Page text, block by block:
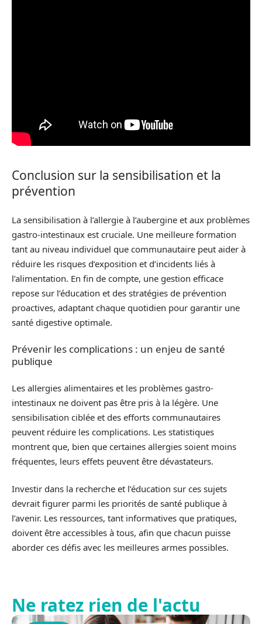
Conclusion sur la sensibilisation et la
prévention
La sensibilisation à l’allergie à l’aubergine et aux problèmes
gastro-intestinaux est cruciale. Une meilleure formation
tant au niveau individuel que communautaire peut aider à
réduire les risques d’exposition et d’incidents liés à
l’alimentation. En fin de compte, une gestion efficace
repose sur l’éducation et des stratégies de prévention
proactives, adaptant chaque quotidien pour garantir une
santé digestive optimale.
Prévenir les complications : un enjeu de santé
publique
Les allergies alimentaires et les problèmes gastro-
intestinaux ne doivent pas être pris à la légère. Une
sensibilisation ciblée et des efforts communautaires
peuvent réduire les complications. Les statistiques
montrent que, bien que certaines allergies soient moins
fréquentes, leurs effets peuvent être dévastateurs.
Investir dans la recherche et l’éducation sur ces sujets
devrait figurer parmi les priorités de santé publique à
l’avenir. Les ressources, tant informatives que pratiques,
doivent être accessibles à tous, afin que chacun puisse
aborder ces défis avec les meilleures armes possibles.
Ne ratez rien de l'actu